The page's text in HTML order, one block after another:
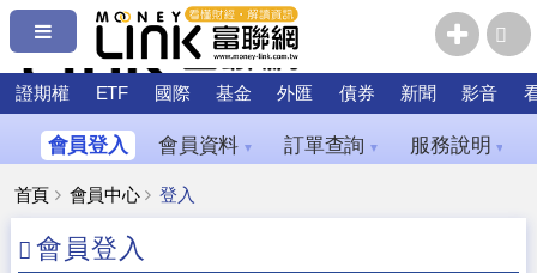
證期權 ETF 國際 基金 外匯 債券 新聞 影音
會員登入 會員資料 ▼ 訂單查詢 ▼ 服務說明 ▼
首頁 會員中心 登入
會員登入